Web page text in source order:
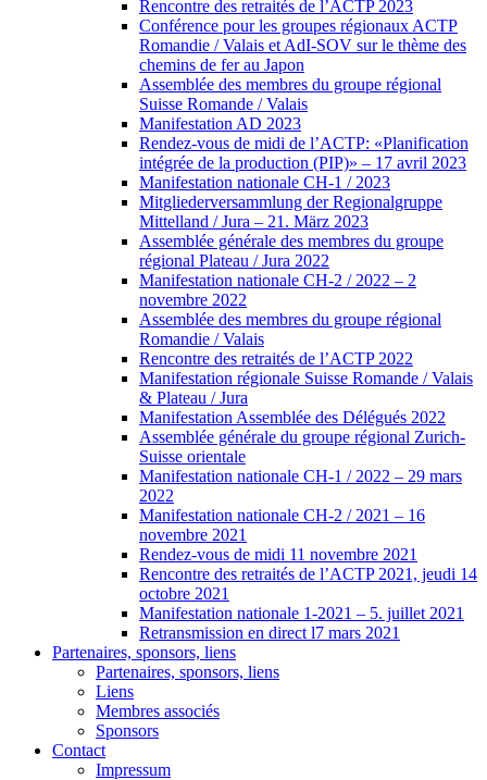
Rencontre des retraités de l’ACTP 2023
Conférence pour les groupes régionaux ACTP
Romandie / Valais et AdI-SOV sur le thème des
chemins de fer au Japon
Assemblée des membres du groupe régional
Suisse Romande / Valais
Manifestation AD 2023
Rendez-vous de midi de l’ACTP: «Planification
intégrée de la production (PIP)» – 17 avril 2023
Manifestation nationale CH-1 / 2023
Mitgliederversammlung der Regionalgruppe
Mittelland / Jura – 21. März 2023
Assemblée générale des membres du groupe
régional Plateau / Jura 2022
Manifestation nationale CH-2 / 2022 – 2
novembre 2022
Assemblée des membres du groupe régional
Romandie / Valais
Rencontre des retraités de l’ACTP 2022
Manifestation régionale Suisse Romande / Valais
& Plateau / Jura
Manifestation Assemblée des Délégués 2022
Assemblée générale du groupe régional Zurich-
Suisse orientale
Manifestation nationale CH-1 / 2022 – 29 mars
2022
Manifestation nationale CH-2 / 2021 – 16
novembre 2021
Rendez-vous de midi 11 novembre 2021
Rencontre des retraités de l’ACTP 2021, jeudi 14
octobre 2021
Manifestation nationale 1-2021 – 5. juillet 2021
Retransmission en direct l7 mars 2021
Partenaires, sponsors, liens
Partenaires, sponsors, liens
Liens
Membres associés
Sponsors
Contact
Impressum